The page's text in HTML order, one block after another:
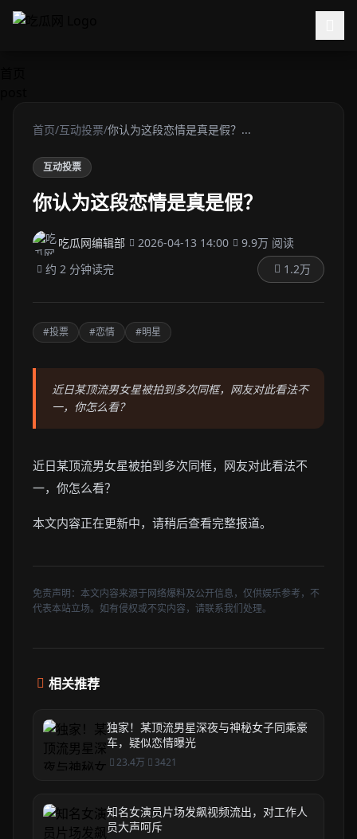
跳过导航
首页/互动投票/你认为这段恋情是真是假？...
互动投票
你认为这段恋情是真是假？
吃瓜网编辑部 2026-04-13 14:00
9.9万 阅读
约 2 分钟读完
1.2万
#投票 #恋情 #明星
近日某顶流男女星被拍到多次同框，网友对此看法不
一，你怎么看？
近日某顶流男女星被拍到多次同框，网友对此看法不
一，你怎么看？
本文内容正在更新中，请稍后查看完整报道。
免责声明：本文内容来源于网络爆料及公开信息，仅供娱乐参考，不
代表本站立场。如有侵权或不实内容，请联系我们处理。
相关推荐
独家！某顶流男星深夜与神秘女子同乘豪
车，疑似恋情曝光
23.4万 3421
知名女演员片场发飙视频流出，对工作人
员大声呵斥